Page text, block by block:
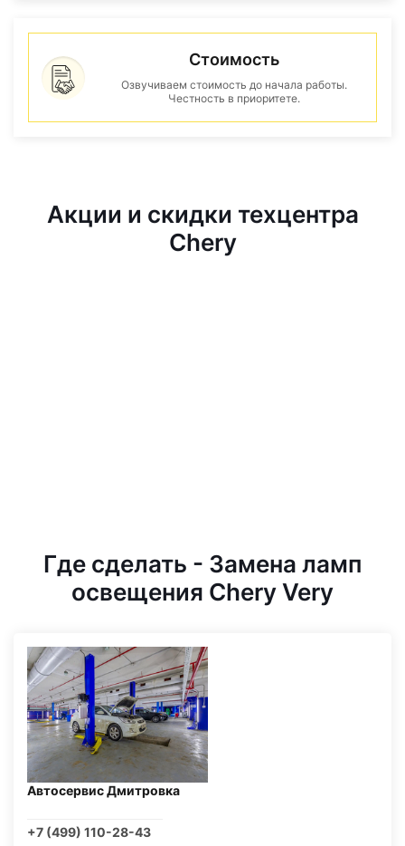
Стоимость
Озвучиваем стоимость до начала работы.
Честность в приоритете.
Акции и скидки техцентра
Chery
Где сделать - Замена ламп
освещения Chery Very
Автосервис Дмитровка
+7 (499) 110-28-43